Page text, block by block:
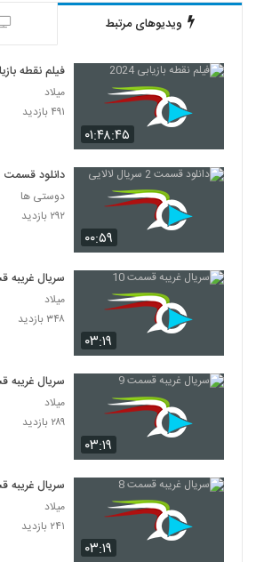
ویدیوهای مرتبط
۰۱:۴۸:۴۵
فیلم نقطه
میلاد
۴۹۱ بازدید
۰۰:۵۹
دانلود قسمت 2 سریال لالایی
دوستی ها
۲۹۲ بازدید
۰۳:۱۹
سریال غریبه
میلاد
۳۴۸ بازدید
۰۳:۱۹
سریال غریبه
میلاد
۲۸۹ بازدید
۰۳:۱۹
سریال غریبه
میلاد
۲۴۱ بازدید